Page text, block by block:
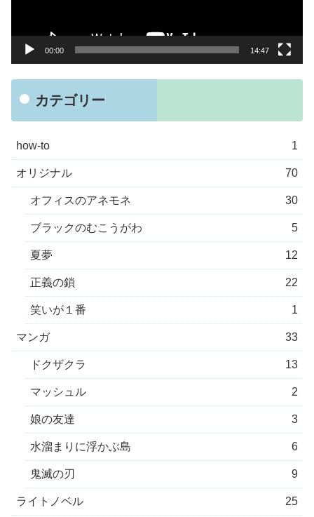
00:00 14:47
カテゴリー
how-to 1
オリジナル 70
オフィスのアネモネ 30
ブラックのむこうがわ 5
夏夢 12
正義の鎖 22
笑いが１番 1
マンガ 33
ドクザクラ 13
マッシュル 2
娘の友達 3
水溜まりに浮かぶ島 6
鬼滅の刃 9
ライトノベル 25